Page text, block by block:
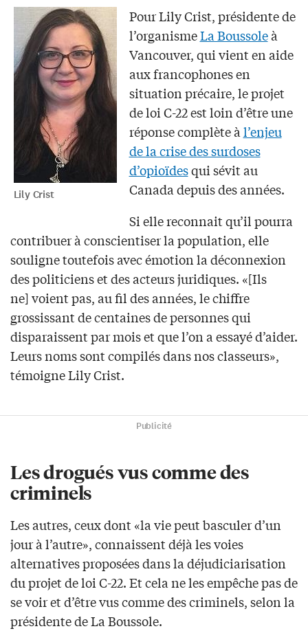
Lily Crist
Pour Lily Crist, présidente de
l’organismeLa Boussoleà
Vancouver, qui vient en aide
aux francophones en
situation précaire, le projet
de loi C-22 est loin d’être une
réponse complète à l’enjeu
de la crise des surdoses
d’opioïdesqui sévit au
Canada depuis des années.
Si elle reconnait qu’il pourra
contribuer à conscientiser la population, elle
souligne toutefois avec émotion la déconnexion
des politiciens et des acteurs juridiques. «[Ils
ne] voient pas, au fil des années, le chiffre
grossissant de centaines de personnes qui
disparaissent par mois et que l’on a essayé d’aider.
Leurs noms sont compilés dans nos classeurs»,
témoigne Lily Crist.
Publicité
Les drogués vus comme des
criminels
Les autres, ceux dont «la vie peut basculer d’un
jour à l’autre», connaissent déjà les voies
alternatives proposées dans la déjudiciarisation
du projet de loi C-22. Et cela ne les empêche pas de
se voir et d’être vus comme des criminels, selon la
présidente de La Boussole.